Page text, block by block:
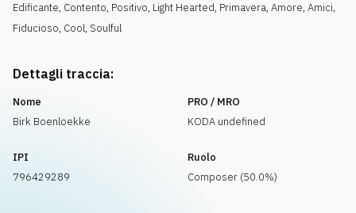
Edificante, Contento, Positivo, Light Hearted, Primavera, Amore, Amici,
Fiducioso, Cool, Soulful
Dettagli traccia:
Nome
Birk Boenloekke
PRO / MRO
KODA undefined
IPI
796429289
Ruolo
Composer (50.0%)